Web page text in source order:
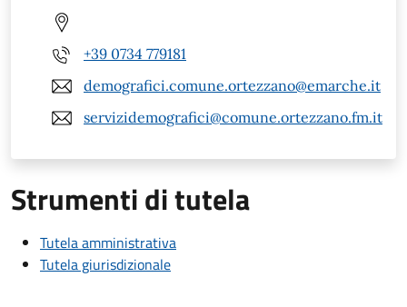
+39 0734 779181
demografici.comune.ortezzano@emarche.it
servizidemografici@comune.ortezzano.fm.it
Strumenti di tutela
Tutela amministrativa
Tutela giurisdizionale